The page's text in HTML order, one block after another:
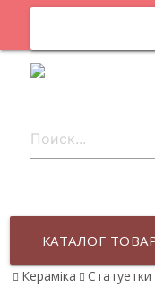
КАТАЛОГ
Кераміка Статуетки